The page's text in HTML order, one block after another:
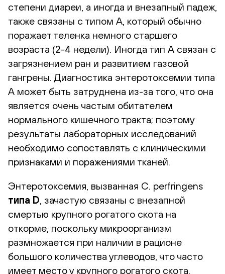
степени диареи, а иногда и внезапный падеж,
также связаны с типом А, который обычно
поражает теленка немного старшего
возраста (2-4 недели). Иногда тип А связан с
загрязнением ран и развитием газовой
гангрены. Диагностика энтеротоксемии типа
А может быть затруднена из-за того, что она
является очень частым обитателем
нормального кишечного тракта; поэтому
результаты лабораторных исследований
необходимо сопоставлять с клиническими
признаками и поражениями тканей.
Энтеротоксемия, вызванная C. perfringens
типа D , зачастую связаны с внезапной
смертью крупного рогатого скота на
откорме, поскольку микроорганизм
размножается при наличии в рационе
большого количества углеводов, что часто
имеет место у крупного рогатого скота,